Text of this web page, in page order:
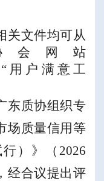
关文件均可从
会网站
“用户满意工
东质协组织专
场质量信用等
）》（ 2026
经合议提出评